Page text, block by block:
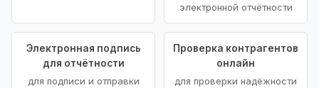
электронной отчётности
Электронная подпись
для отчётности
для подписи и отправки
Проверка контрагентов
онлайн
для проверки надёжности